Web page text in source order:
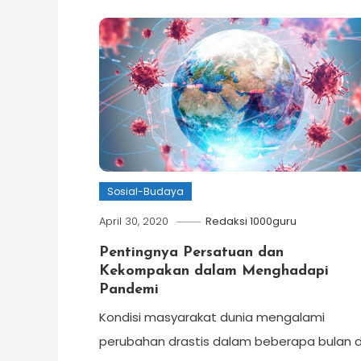
Sosial-Budaya
April 30, 2020 Redaksi 1000guru
Pentingnya Persatuan dan
Kekompakan dalam Menghadapi
Pandemi
Kondisi masyarakat dunia mengalami
perubahan drastis dalam beberapa bulan